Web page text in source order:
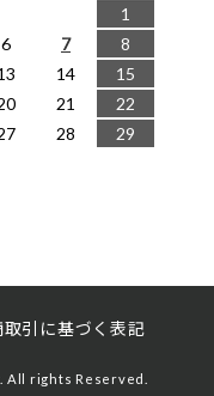
1
6 7
8
14
15
21
22
28
29
引に基づく表記
All rights Reserved.